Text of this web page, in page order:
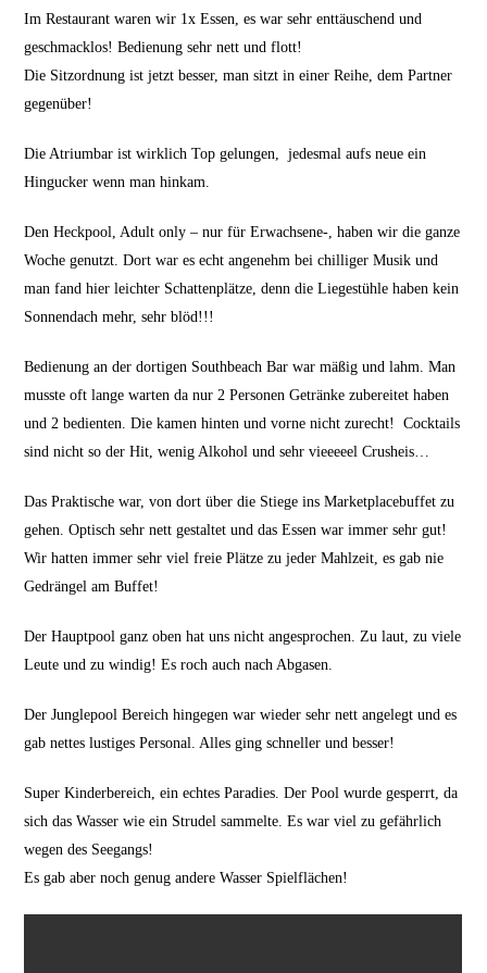
Im Restaurant waren wir 1x Essen, es war sehr enttäuschend und
geschmacklos! Bedienung sehr nett und flott!
Die Sitzordnung ist jetzt besser, man sitzt in einer Reihe, dem Partner
gegenüber!
Die Atriumbar ist wirklich Top gelungen, jedesmal aufs neue ein
Hingucker wenn man hinkam.
Den Heckpool, Adult only – nur für Erwachsene-, haben wir die ganze
Woche genutzt. Dort war es echt angenehm bei chilliger Musik und
man fand hier leichter Schattenplätze, denn die Liegestühle haben kein
Sonnendach mehr, sehr blöd!!!
Bedienung an der dortigen Southbeach Bar war mäßig und lahm. Man
musste oft lange warten da nur 2 Personen Getränke zubereitet haben
und 2 bedienten. Die kamen hinten und vorne nicht zurecht! Cocktails
sind nicht so der Hit, wenig Alkohol und sehr vieeeeel Crusheis…
Das Praktische war, von dort über die Stiege ins Marketplacebuffet zu
gehen. Optisch sehr nett gestaltet und das Essen war immer sehr gut!
Wir hatten immer sehr viel freie Plätze zu jeder Mahlzeit, es gab nie
Gedrängel am Buffet!
Der Hauptpool ganz oben hat uns nicht angesprochen. Zu laut, zu viele
Leute und zu windig! Es roch auch nach Abgasen.
Der Junglepool Bereich hingegen war wieder sehr nett angelegt und es
gab nettes lustiges Personal. Alles ging schneller und besser!
Super Kinderbereich, ein echtes Paradies. Der Pool wurde gesperrt, da
sich das Wasser wie ein Strudel sammelte. Es war viel zu gefährlich
wegen des Seegangs!
Es gab aber noch genug andere Wasser Spielflächen!